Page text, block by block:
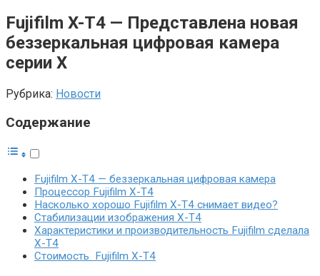
Fujifilm X-T4 — Представлена новая
беззеркальная цифровая камера
серии X
Рубрика: Новости
Содержание
Fujifilm X-T4 — беззеркальная цифровая камера
Процессор Fujifilm X-T4
Насколько хорошо Fujifilm X-T4 снимает видео?
Стабилизации изображения X-T4
Характеристики и производительность Fujifilm сделала
X-T4
Стоимость Fujifilm X-T4